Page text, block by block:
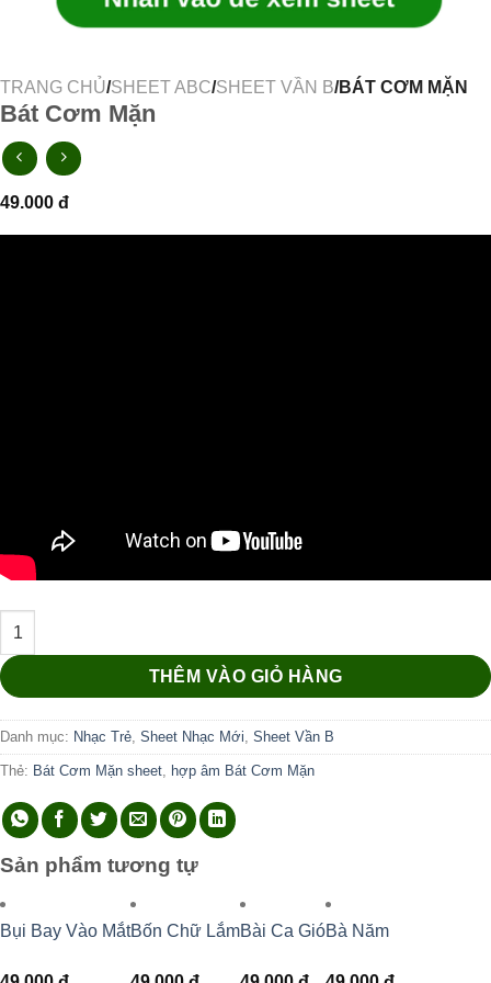
TRANG CHỦ/SHEET ABC/SHEET VẦN B/BÁT CƠM MẶN
Bát Cơm Mặn
49.000 đ
Bát Cơm Mặn số lượng
THÊM VÀO GIỎ HÀNG
Danh mục: Nhạc Trẻ, Sheet Nhạc Mới, Sheet Vần B
Thẻ: Bát Cơm Mặn sheet, hợp âm Bát Cơm Mặn
Sản phẩm tương tự
Bụi Bay Vào MắtBốn Chữ LắmBài Ca GióBà Năm